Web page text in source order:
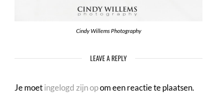
Cindy Willems Photography
LEAVE A REPLY
Je moetingelogd zijn opom een reactie te plaatsen.